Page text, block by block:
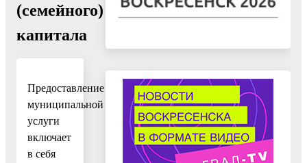
(семейного)
капитала
Предоставление
муниципальной
услуги
включает
в себя